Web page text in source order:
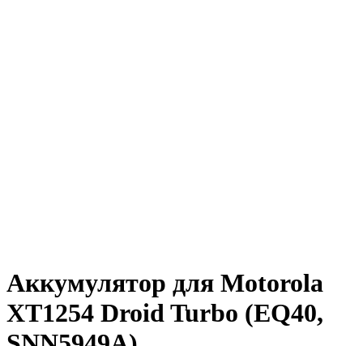
Аккумулятор для Motorola
XT1254 Droid Turbo (EQ40,